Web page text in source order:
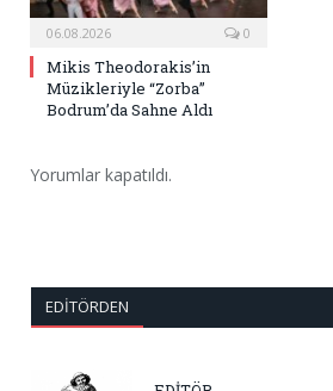
06.08.2026 0
Mikis Theodorakis’in
Müzikleriyle “Zorba”
Bodrum’da Sahne Aldı
Yorumlar kapatıldı.
EDITÖRDEN